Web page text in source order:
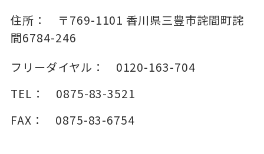
住所： 〒769-1101 香川県三豊市詫間町詫
間6784-246
フリーダイヤル：
0120-163-704
TEL：
0875-83-3521
FAX：
0875-83-6754